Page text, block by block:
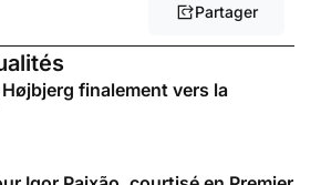
Partager
finalement vers la